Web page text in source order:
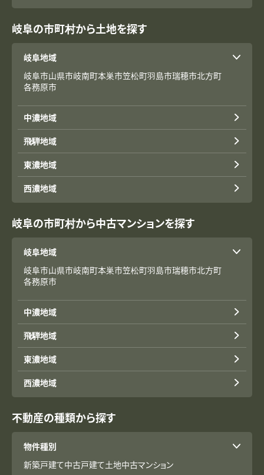
岐阜の市町村から土地を探す
岐阜地域
岐阜市山県市岐南町本巣市笠松町羽島市瑞穂市北方町
各務原市
中濃地域
飛騨地域
東濃地域
西濃地域
岐阜の市町村から中古マンションを探す
岐阜地域
岐阜市山県市岐南町本巣市笠松町羽島市瑞穂市北方町
各務原市
中濃地域
飛騨地域
東濃地域
西濃地域
不動産の種類から探す
物件種別
新築戸建て中古戸建て土地中古マンション